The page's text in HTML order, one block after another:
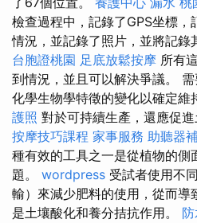
檢查過程中，記錄了GPS坐標，
情況，並記錄了照片，並將記錄
台胞證桃園 足底放鬆按摩 所有
到情況，並且可以解決爭議。
化學生物學特徵的變化以確定維
護照 對於可持續生產，還應促
按摩技巧課程 家事服務 助聽器
種有效的工具之一是從植物的側
題。 wordpress 受試者使用不
輸）來減少肥料的使用，從而導
是土壤酸化和養分拮抗作用。